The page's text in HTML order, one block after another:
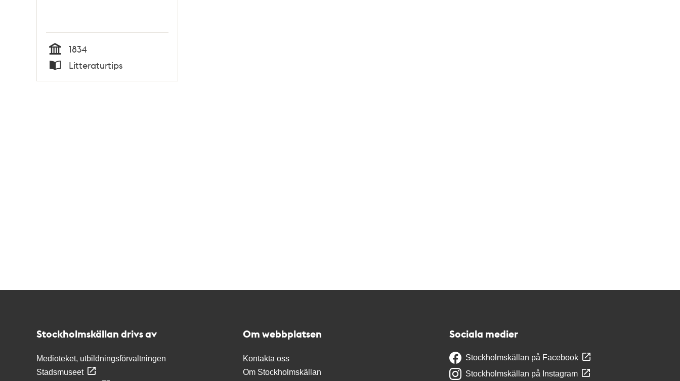
Tid
1834
Typ
Litteraturtips
Stockholmskällan drivs av
Medioteket, utbildningsförvaltningen
Stadsmuseet
Om webbplatsen
Kontakta oss
Om Stockholmskällan
Sociala medier
Stockholmskällan på Facebook
Stockholmskällan på Instagram